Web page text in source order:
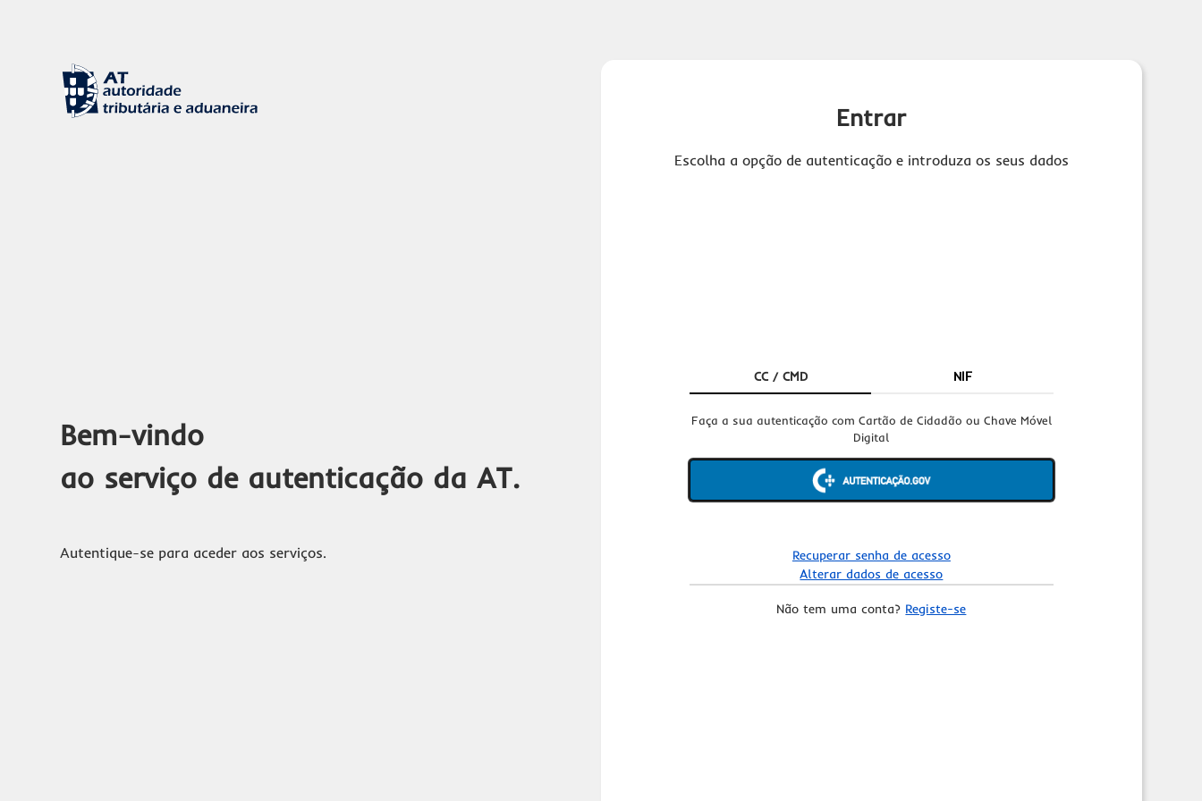
Bem-vindo
ao serviço de autenticação da AT.
Autentique-se para aceder aos serviços.
Entrar
Escolha a opção de autenticação e introduza os seus dados
CC / CMD NIF
Faça a sua autenticação com Cartão de Cidadão ou Chave Móvel
Digital
Recuperar senha de acesso
Alterar dados de acesso
Não tem uma conta? Registe-se